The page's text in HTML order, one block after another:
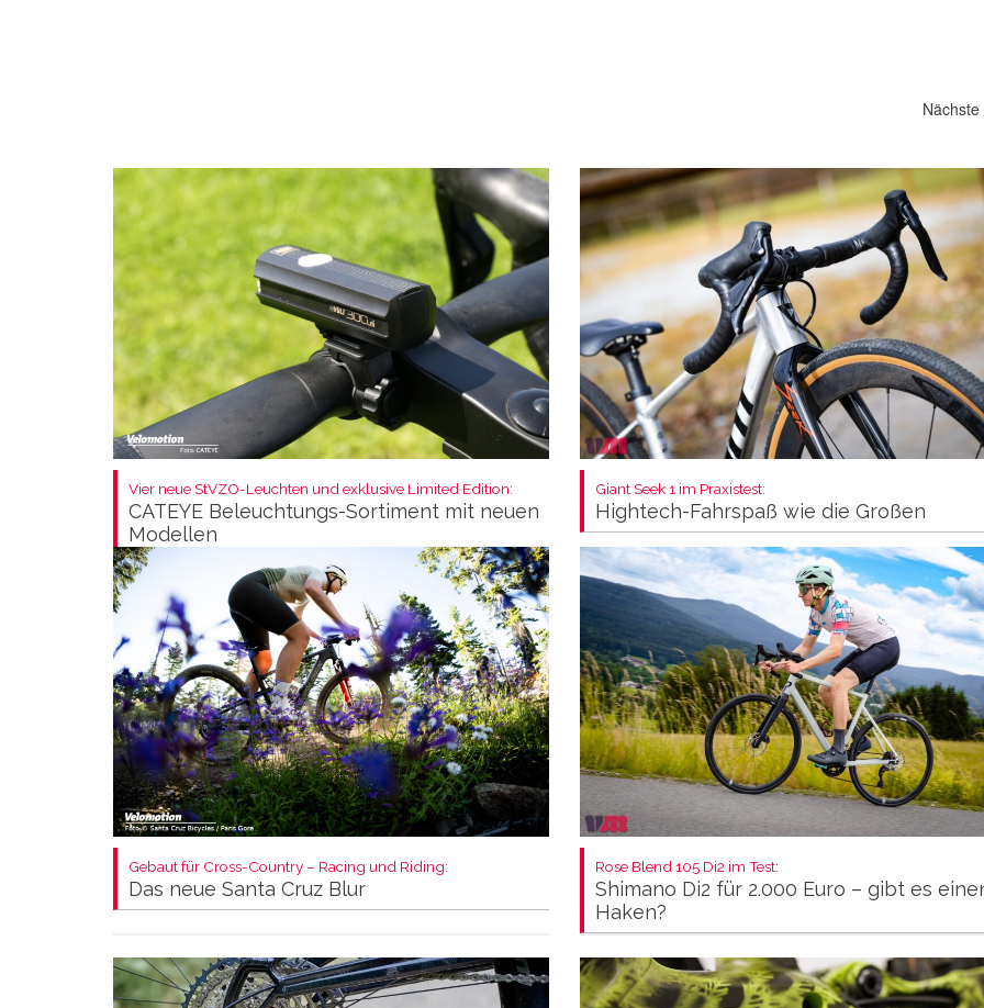
Vier neue StVZO-Leuchten und exklusive Limited Edition:
CATEYE Beleuchtungs-Sortiment mit neuen
Modellen
Giant Seek 1 im Praxistest:
Hightech-Fahrspaß wie die Großen
Gebaut für Cross-Country – Racing und Riding:
Das neue Santa Cruz Blur
Rose Blend 105 Di2 im Test:
Shimano Di2 für 2.000 Euro – gibt es
Haken?